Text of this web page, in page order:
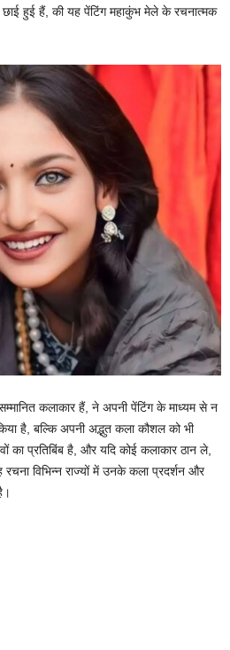
छाई हुई हैं, की यह पेंटिंग महाकुंभ मेले के रचनात्मक
कलाकार हैं, ने अपनी पेंटिंग के माध्यम से न
है, बल्कि अपनी अद्भुत कला कौशल को भी
का प्रतिबिंब है, और यदि कोई कलाकार ठान ले,
विभिन्न राज्यों में उनके कला प्रदर्शन और